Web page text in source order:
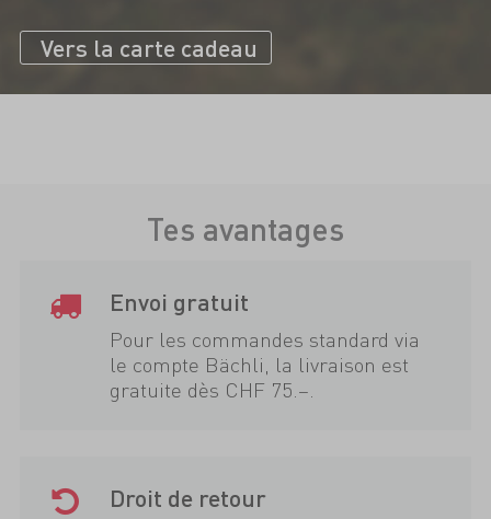
Vers la carte cadeau
Tes avantages
Envoi gratuit
Pour les commandes standard via
le compte Bächli, la livraison est
gratuite dès CHF 75.–.
Droit de retour